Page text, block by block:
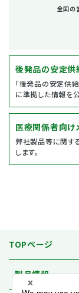
全国の
後発品の安定供
「後発品の安定供
に準拠した情報を
医療関係者向け
弊社製品等に関す
します。
TOPページ
製品情報